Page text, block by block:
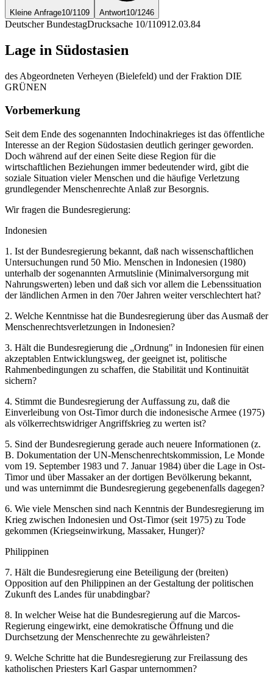
Kleine Anfrage10/1109 Antwort10/1246
Deutscher BundestagDrucksache 10/110912.03.84
Lage in Südostasien
des Abgeordneten Verheyen (Bielefeld) und der Fraktion DIE
GRÜNEN
Vorbemerkung
Seit dem Ende des sogenannten Indochinakrieges ist das öffentliche
Interesse an der Region Südostasien deutlich geringer geworden.
Doch während auf der einen Seite diese Region für die
wirtschaftlichen Beziehungen immer bedeutender wird, gibt die
soziale Situation vieler Menschen und die häufige Verletzung
grundlegender Menschenrechte Anlaß zur Besorgnis.
Wir fragen die Bundesregierung:
Indonesien
1. Ist der Bundesregierung bekannt, daß nach wissenschaftlichen
Untersuchungen rund 50 Mio. Menschen in Indonesien (1980)
unterhalb der sogenannten Armutslinie (Minimalversorgung mit
Nahrungswerten) leben und daß sich vor allem die Lebenssituation
der ländlichen Armen in den 70er Jahren weiter verschlechtert hat?
2. Welche Kenntnisse hat die Bundesregierung über das Ausmaß der
Menschenrechtsverletzungen in Indonesien?
3. Hält die Bundesregierung die „Ordnung" in Indonesien für einen
akzeptablen Entwicklungsweg, der geeignet ist, politische
Rahmenbedingungen zu schaffen, die Stabilität und Kontinuität
sichern?
4. Stimmt die Bundesregierung der Auffassung zu, daß die
Einverleibung von Ost-Timor durch die indonesische Armee (1975)
als völkerrechtswidriger Angriffskrieg zu werten ist?
5. Sind der Bundesregierung gerade auch neuere Informationen (z.
B. Dokumentation der UN-Menschenrechtskommission, Le Monde
vom 19. September 1983 und 7. Januar 1984) über die Lage in Ost-
Timor und über Massaker an der dortigen Bevölkerung bekannt,
und was unternimmt die Bundesregierung gegebenenfalls dagegen?
6. Wie viele Menschen sind nach Kenntnis der Bundesregierung im
Krieg zwischen Indonesien und Ost-Timor (seit 1975) zu Tode
gekommen (Kriegseinwirkung, Massaker, Hunger)?
Philippinen
7. Hält die Bundesregierung eine Beteiligung der (breiten)
Opposition auf den Philippinen an der Gestaltung der politischen
Zukunft des Landes für unabdingbar?
8. In welcher Weise hat die Bundesregierung auf die Marcos-
Regierung eingewirkt, eine demokratische Öffnung und die
Durchsetzung der Menschenrechte zu gewährleisten?
9. Welche Schritte hat die Bundesregierung zur Freilassung des
katholischen Priesters Karl Gaspar unternommen?